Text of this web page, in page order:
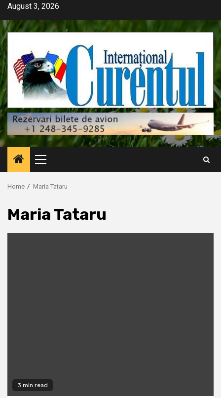
Skip
content
August 3, 2026
Primary
Menu
Home Maria Tataru
Maria Tataru
3 min read